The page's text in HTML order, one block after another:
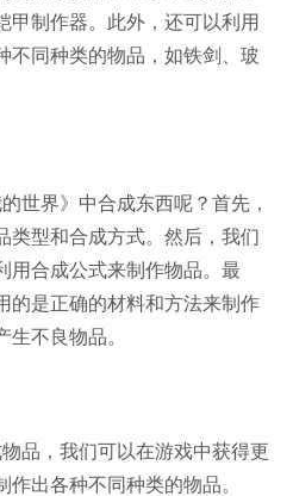
甲制作器。此外，还可以利用
不同种类的物品，如铁剑、玻
世界》中合成东西呢？首先，
类型和合成方式。然后，我们
用合成公式来制作物品。最
的是正确的材料和方法来制作
不良物品。
品，我们可以在游戏中获得更
出各种不同种类的物品。